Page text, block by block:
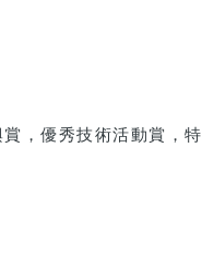
，優秀技術活動賞，